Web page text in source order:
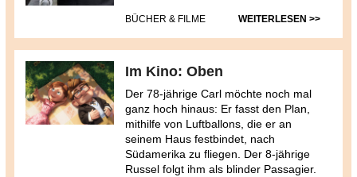
BÜCHER & FILME WEITERLESEN >>
Im Kino: Oben
Der 78-jährige Carl möchte noch mal
ganz hoch hinaus: Er fasst den Plan,
mithilfe von Luftballons, die er an
seinem Haus festbindet, nach
Südamerika zu fliegen. Der 8-jährige
Russel folgt ihm als blinder Passagier.